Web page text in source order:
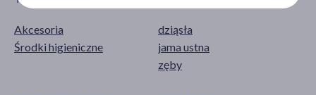
Akcesoria
Środki higieniczne
dziąsła
jama ustna
zęby